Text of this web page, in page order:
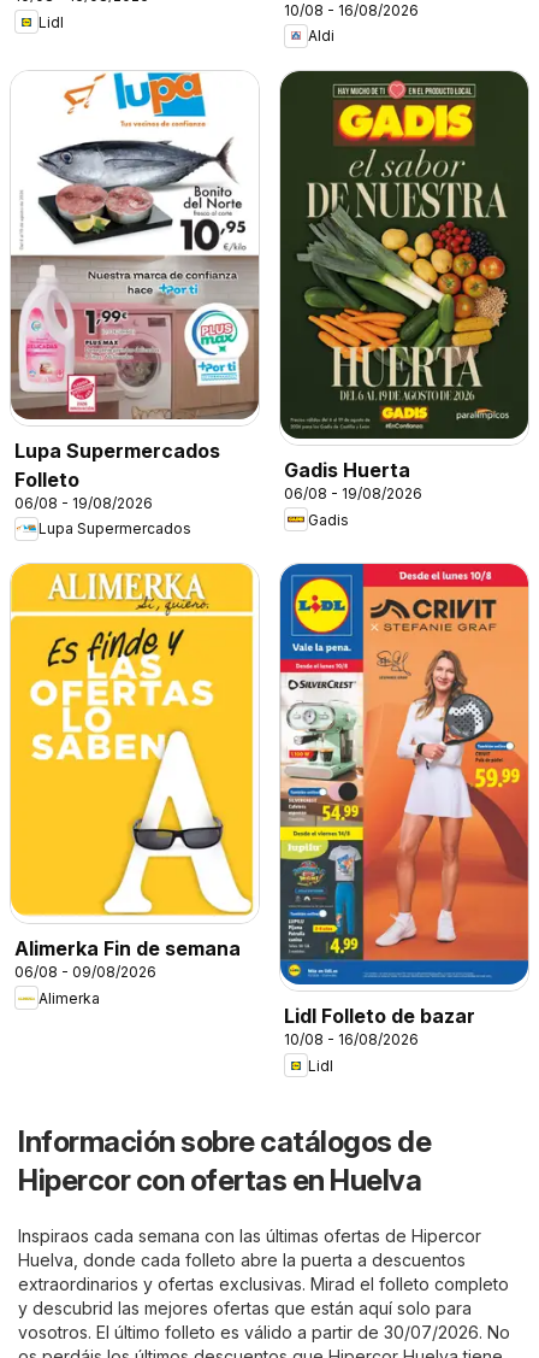
Lidl
10/08 - 16/08/2026
Aldi
Lupa Supermercados
Folleto
06/08 - 19/08/2026
Lupa Supermercados
Gadis Huerta
06/08 - 19/08/2026
Gadis
Alimerka Fin de semana
06/08 - 09/08/2026
Alimerka
Lidl Folleto de bazar
10/08 - 16/08/2026
Lidl
Información sobre catálogos de
Hipercor con ofertas en Huelva
Inspiraos cada semana con las últimas ofertas de Hipercor
Huelva, donde cada folleto abre la puerta a descuentos
extraordinarios y ofertas exclusivas. Mirad el folleto completo
y descubrid las mejores ofertas que están aquí solo para
vosotros. El último folleto es válido a partir de 30/07/2026. No